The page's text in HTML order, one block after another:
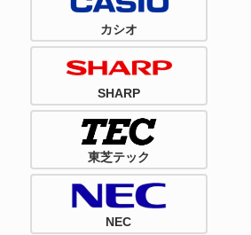
カシオ
SHARP
東芝テック
NEC